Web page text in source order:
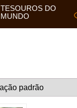
TESOUROS DO
MUNDO